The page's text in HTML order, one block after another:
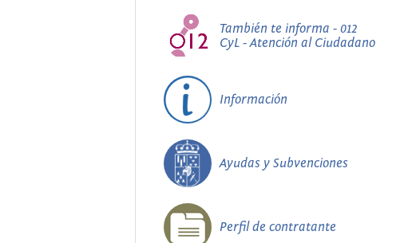
También te informa - 012
CyL - Atención al Ciudadano
Información
Ayudas y Subvenciones
Perfil de contratante